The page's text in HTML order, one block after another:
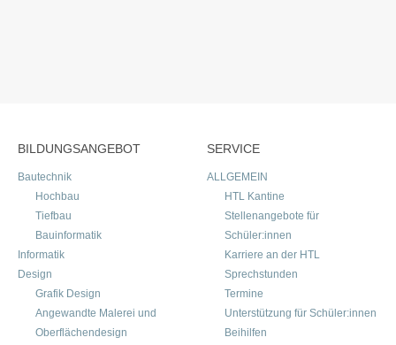
BILDUNGSANGEBOT
Bautechnik
Hochbau
Tiefbau
Bauinformatik
Informatik
Design
Grafik Design
Angewandte Malerei und
Oberflächendesign
SERVICE
ALLGEMEIN
HTL Kantine
Stellenangebote für
Schüler:innen
Karriere an der HTL
Sprechstunden
Termine
Unterstützung für Schüler:innen
Beihilfen